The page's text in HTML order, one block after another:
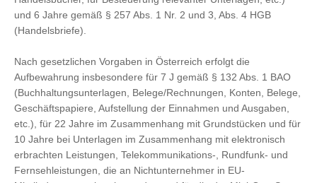
und 6 Jahre gemäß § 257 Abs. 1 Nr. 2 und 3, Abs. 4 HGB
(Handelsbriefe).
Nach gesetzlichen Vorgaben in Österreich erfolgt die
Aufbewahrung insbesondere für 7 J gemäß § 132 Abs. 1 BAO
(Buchhaltungsunterlagen, Belege/Rechnungen, Konten, Belege,
Geschäftspapiere, Aufstellung der Einnahmen und Ausgaben,
etc.), für 22 Jahre im Zusammenhang mit Grundstücken und für
10 Jahre bei Unterlagen im Zusammenhang mit elektronisch
erbrachten Leistungen, Telekommunikations-, Rundfunk- und
Fernsehleistungen, die an Nichtunternehmer in EU-